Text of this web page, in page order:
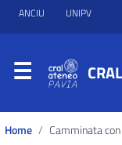
ANCIU UNIPV
Home Camminata